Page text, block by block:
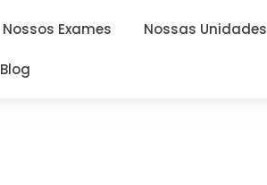
Nossos Exames Nossas Unidades
Blog